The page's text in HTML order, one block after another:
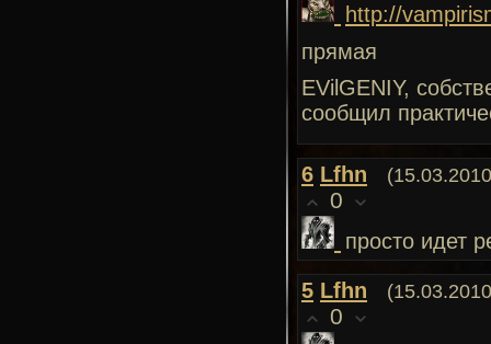
http://
прямая
EVilGENIY,
сообщил
6 Lfhn
0
просто идет
5 Lfhn
0